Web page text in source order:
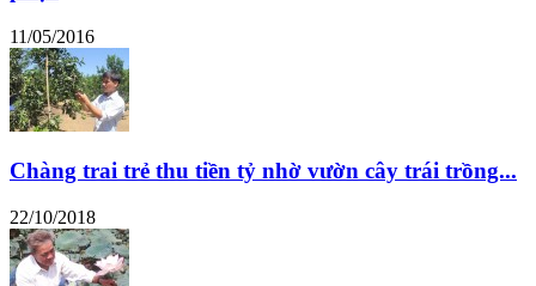
11/05/2016
Chàng trai trẻ thu tiền tỷ nhờ vườn cây trái trồng...
22/10/2018